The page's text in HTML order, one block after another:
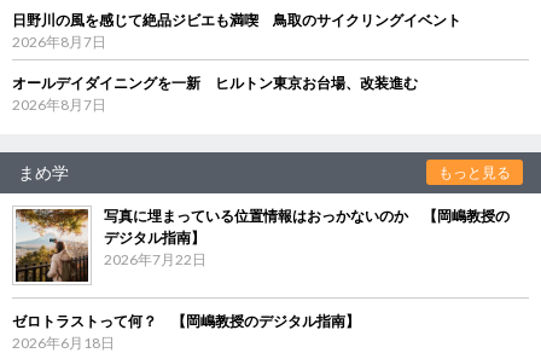
日野川の風を感じて絶品ジビエも満喫 鳥取のサイクリングイベント
2026年8月7日
オールデイダイニングを一新 ヒルトン東京お台場、改装進む
2026年8月7日
まめ学 もっと見る
写真に埋まっている位置情報はおっかないのか 【岡嶋教授の
デジタル指南】
2026年7月22日
ゼロトラストって何？ 【岡嶋教授のデジタル指南】
2026年6月18日